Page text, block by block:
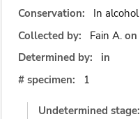
Conservation:
In alcohol
Collected by:
Fain A. on
Determined by:
in
# specimen:
1
Undetermined stage: